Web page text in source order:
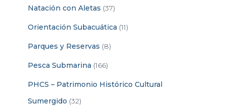
Natación con Aletas (37)
Orientación Subacuática (11)
Parques y Reservas (8)
Pesca Submarina (166)
PHCS – Patrimonio Histórico Cultural
Sumergido (32)